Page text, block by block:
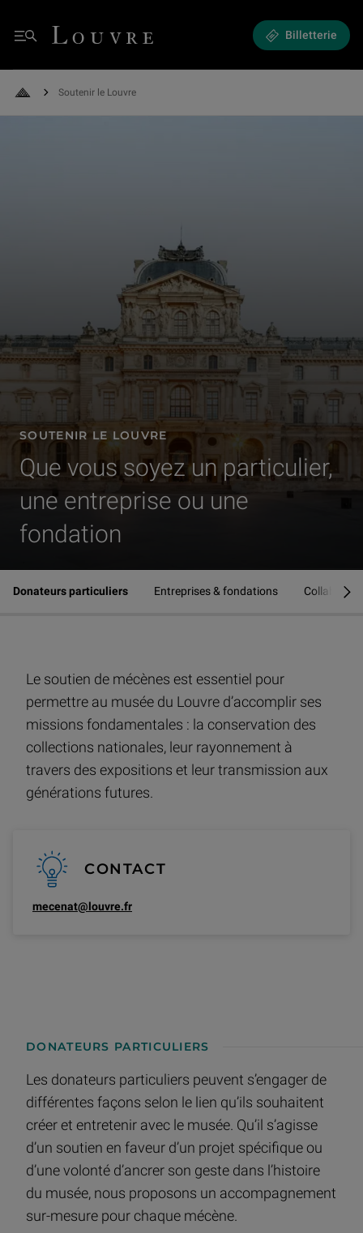
Menu
Louvre - Retour à l'accueil Billetterie
Retour à l'accueil
Soutenir le Louvre
SOUTENIR LE LOUVRE
Que vous soyez un particulier,
une entreprise ou une
fondation
Donateurs particuliers Entreprises & fondations
Le soutien de mécènes est essentiel pour
permettre au musée du Louvre d’accomplir ses
missions fondamentales : la conservation des
collections nationales, leur rayonnement à
travers des expositions et leur transmission aux
générations futures.
CONTACT
mecenat@louvre.fr
DONATEURS PARTICULIERS
Les donateurs particuliers peuvent s’engager de
différentes façons selon le lien qu’ils souhaitent
créer et entretenir avec le musée. Qu’il s’agisse
d’un soutien en faveur d’un projet spécifique ou
d’une volonté d’ancrer son geste dans l’histoire
du musée, nous proposons un accompagnement
sur-mesure pour chaque mécène.